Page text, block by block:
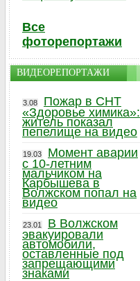
Все
фоторепортажи
ВИДЕОРЕПОРТАЖИ
3.08
Пожар в СНТ
«Здоровье химика»:
житель показал
пепелище на видео
19.03
Момент аварии
с 10-летним
мальчиком на
Карбышева в
Волжском попал на
видео
23.01
В Волжском
эвакуировали
автомобили,
оставленные под
запрещающими
знаками